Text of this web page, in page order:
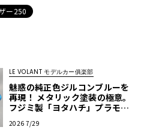
ー250
LE VOLANT モデルカー俱楽部
魅惑の純正色ジルコンブルーを
再現！ メタリック塗装の極意。
フジミ製「ヨタハチ」プラモを
2026 7/29